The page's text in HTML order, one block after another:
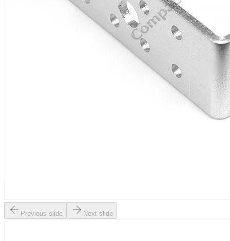
Previous slide Next slide